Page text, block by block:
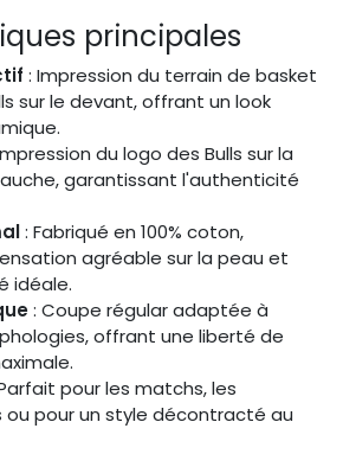
principales
: Impression du terrain de basket
sur le devant, offrant un look
du logo des Bulls sur la
garantissant l'authenticité
: Fabriqué en 100% coton,
agréable sur la peau et
idéale.
: Coupe régular adaptée à
offrant une liberté de
pour les matchs, les
pour un style décontracté au